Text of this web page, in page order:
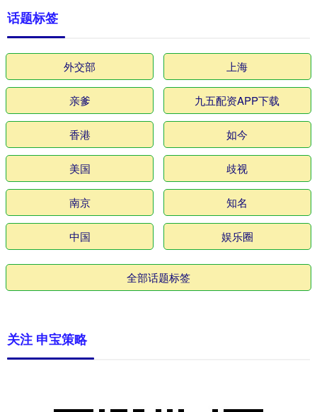
话题标签
外交部 上海
亲爹 九五配资APP下载
香港 如今
美国 歧视
南京 知名
中国 娱乐圈
全部话题标签
关注 申宝策略